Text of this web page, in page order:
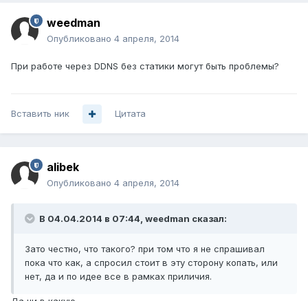
weedman
Опубликовано 4 апреля, 2014
При работе через DDNS без статики могут быть проблемы?
Вставить ник Цитата
alibek
Опубликовано 4 апреля, 2014
В 04.04.2014 в 07:44, weedman сказал:
Зато честно, что такого? при том что я не спрашивал
пока что как, а спросил стоит в эту сторону копать, или
нет, да и по идее все в рамках приличия.